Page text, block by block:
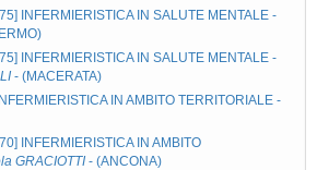
INFERMIERISTICA IN SALUTE MENTALE -
INFERMIERISTICA IN SALUTE MENTALE -
- (MACERATA)
INFERMIERISTICA IN AMBITO TERRITORIALE -
INFERMIERISTICA IN AMBITO
GRACIOTTI - (ANCONA)